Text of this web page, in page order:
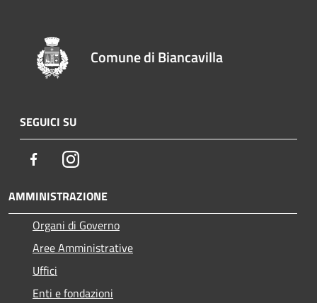
Comune di Biancavilla
SEGUICI SU
FacebookInstagram
AMMINISTRAZIONE
Organi di Governo
Aree Amministrative
Uffici
Enti e fondazioni